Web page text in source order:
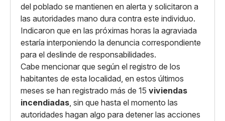
del poblado se mantienen en alerta y solicitaron a
las autoridades mano dura contra este individuo.
Indicaron que en las próximas horas la agraviada
estaría interponiendo la denuncia correspondiente
para el deslinde de responsabilidades.
Cabe mencionar que según el registro de los
habitantes de esta localidad, en estos últimos
meses se han registrado más de 15 viviendas
incendiadas, sin que hasta el momento las
autoridades hagan algo para detener las acciones